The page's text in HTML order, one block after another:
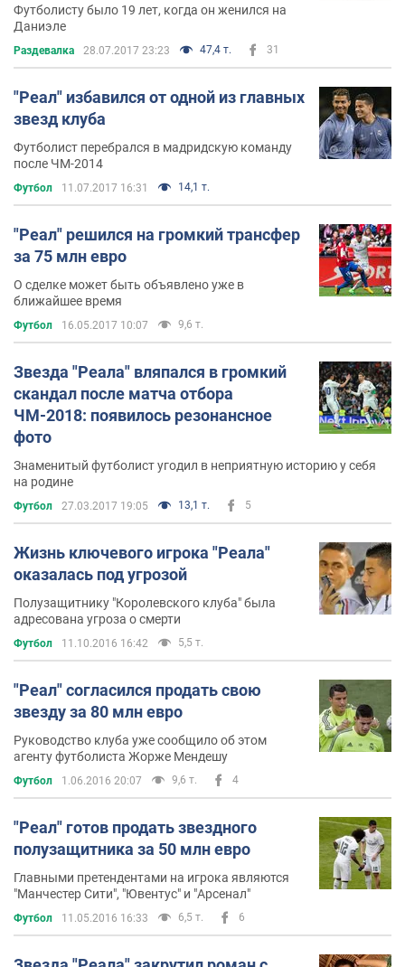
Футболисту было 19 лет, когда он женился на
Даниэле
Раздевалка 28.07.2017 23:23 47,4 т. 31
"Реал" избавился от одной из главных
звезд клуба
Футболист перебрался в мадридскую команду
после ЧМ-2014
Футбол 11.07.2017 16:31 14,1 т.
"Реал" решился на громкий трансфер
за 75 млн евро
О сделке может быть объявлено уже в
ближайшее время
Футбол 16.05.2017 10:07 9,6 т.
Звезда "Реала" вляпался в громкий
скандал после матча отбора
ЧМ-2018: появилось резонансное
фото
Знаменитый футболист угодил в неприятную историю у себя
на родине
Футбол 27.03.2017 19:05 13,1 т. 5
Жизнь ключевого игрока "Реала"
оказалась под угрозой
Полузащитнику "Королевского клуба" была
адресована угроза о смерти
Футбол 11.10.2016 16:42 5,5 т.
"Реал" согласился продать свою
звезду за 80 млн евро
Руководство клуба уже сообщило об этом
агенту футболиста Жорже Мендешу
Футбол 1.06.2016 20:07 9,6 т. 4
"Реал" готов продать звездного
полузащитника за 50 млн евро
Главными претендентами на игрока являются
"Манчестер Сити", "Ювентус" и "Арсенал"
Футбол 11.05.2016 16:33 6,5 т. 6